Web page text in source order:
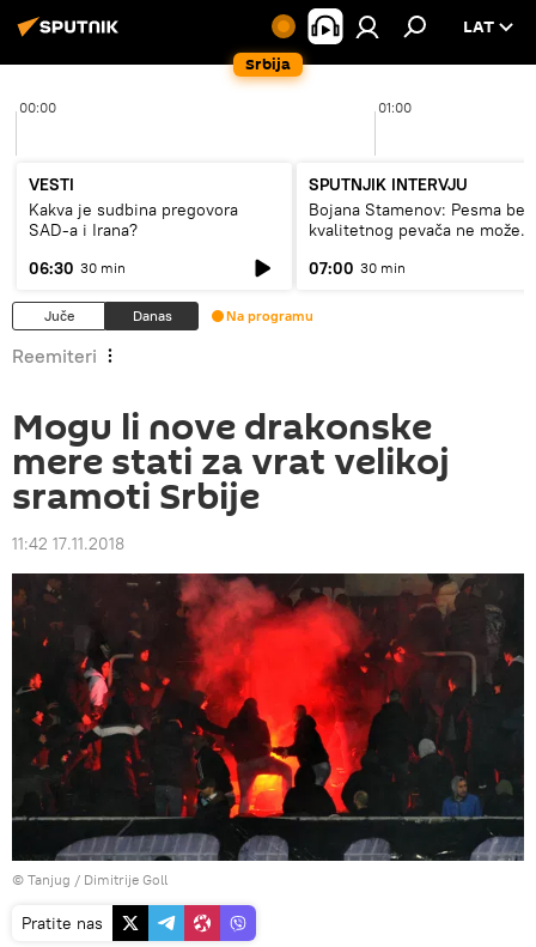
Srbija
LAT
00:00 01:00
VESTI
Kakva je sudbina pregovora
SAD-a i Irana?
06:30 30 min
SPUTNJIK INTERVJU
Bojana Stamenov: Pesma bez
kvalitetnog pevača ne može
07:00 30 min
Juče Danas Na programu
Reemiteri
Mogu li nove drakonske
mere stati za vrat velikoj
sramoti Srbije
11:42 17.11.2018
© Tanjug / Dimitrije Goll
Pratite nas